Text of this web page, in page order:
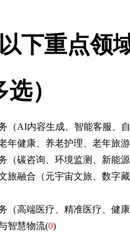
下重点领
选）
（AI内容生成、智能客服、
年健康、养老护理、老年旅
（碳咨询、环境监测、新能
旅融合（元宇宙文旅、数字
（高端医疗、精准医疗、健
智慧物流(0)